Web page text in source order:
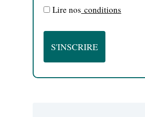
Lire nos conditions